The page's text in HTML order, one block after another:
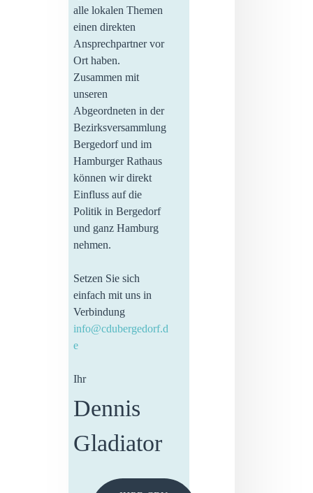
alle lokalen Themen
einen direkten
Ansprechpartner vor
Ort haben.
Zusammen mit
unseren
Abgeordneten in der
Bezirksversammlung
Bergedorf und im
Hamburger Rathaus
können wir direkt
Einfluss auf die
Politik in Bergedorf
und ganz Hamburg
nehmen.
Setzen Sie sich
einfach mit uns in
Verbindung
info@cdubergedorf.d
e
Ihr
Dennis
Gladiator